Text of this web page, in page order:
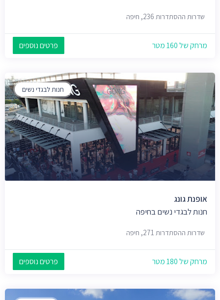
שדרות ההסתדרות 236, חיפה
מרחק של 160 מטר פרטים נוספים
חנות לבגדי נשים
אופנת גונג
חנות לבגדי נשים בחיפה
שדרות ההסתדרות 271, חיפה
מרחק של 180 מטר פרטים נוספים